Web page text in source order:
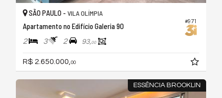
#971
SÃO PAULO - VILA OLÍMPIA
Apartamento no Edifício Galeria 90
2 3 2 93,00
R$ 2.650.000, 00
ESSÊNCIA BROOKLIN